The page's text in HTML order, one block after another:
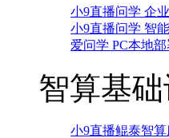
小9直播问学 企
小9直播问学 智
爱问学 PC本地
智算基
小9直播鲲泰智